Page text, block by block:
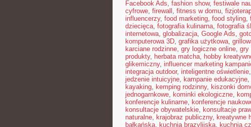
Facebook Ads, fashion show, festiwale
cyfrowe, firewall , fitness w domu,
influencerzy, food marketing, food styling,
dziecięca, fotografia kulinarna, fotografia
internetowa, globalizacja, Google Ads,
komputerowa 3D, grafika użytkowa,
karciane rodzinne, gry logiczne online, gry
produkty, herbata matcha, hobby
glikemiczny, influencer marketing
integracja outdoor, inteligentne oświetlenie,
jedzenie intuicyjne, kampanie edukacyjne,
kayaking, kemping rodzinny, kiszonki
jednogarnkowe, kominki ekologiczne,
konferencje kulinarne, konferencje
konsultacje obywatelskie, konsultacje
naturalne, krajobraz publiczny, kreatywne
bałkańska, kuchnia brazylijska, kuchnia